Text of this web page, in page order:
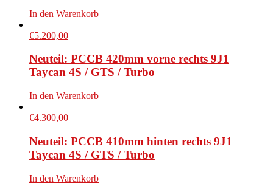
In den Warenkorb
€5.200,00
Neuteil: PCCB 420mm vorne rechts 9J1
Taycan 4S / GTS / Turbo
In den Warenkorb
€4.300,00
Neuteil: PCCB 410mm hinten rechts 9J1
Taycan 4S / GTS / Turbo
In den Warenkorb